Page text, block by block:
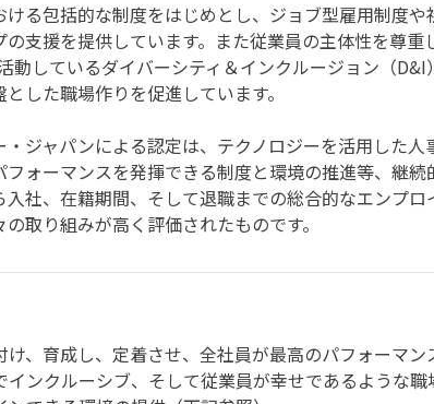
る包括的な制度をはじめとし、ジョブ型雇用制度
支援を提供しています。また従業員の主体性を尊
動しているダイバーシティ＆インクルージョン（
した職場作りを促進しています。
ジャパンによる認定は、テクノロジーを活用した
ォーマンスを発揮できる制度と環境の推進等、継
社、在籍期間、そして退職までの総合的なエンプ
取り組みが高く評価されたものです。
、育成し、定着させ、全社員が最高のパフォーマン
ンクルーシブ、そして従業員が幸せであるような